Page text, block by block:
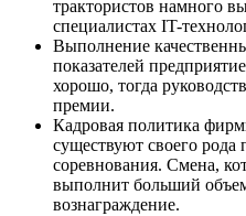
трактористов намного
специалистах IT-
Выполнение
показателей
хорошо, тогда
премии.
Кадровая политика
существуют своего рода
соревнования. Смена,
выполнит больший
вознаграждение.